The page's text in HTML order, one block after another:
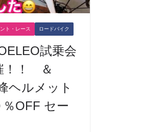
ト・レース ロードバイク
試乗会
！！ ＆
ヘルメット
OFF セー